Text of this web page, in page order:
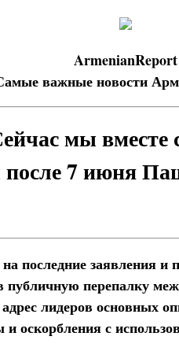
ArmenianReport
важные новости
мы
после 7 июня
последние заявления
перепалку
лидеров основных
оскорбления с